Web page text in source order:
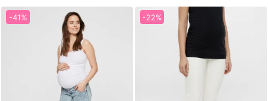
-41% -22%